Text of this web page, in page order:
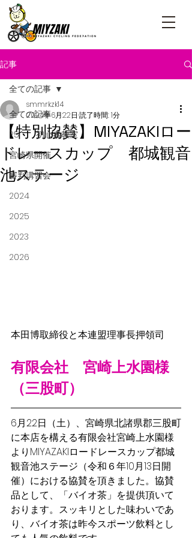
記事
全ての記事
R5 初心者教室
宮崎県開催
審判講習会
2024
2025
2023
2026
全ての記事
【特別協賛】MIYAZAKIロー
ドレースカップ 都城観音
池ステージ
smmrkzk14
2024年6月22日 読了時間: 1分
本田博取締役と本連盟理事長押領司
有限会社　宮崎上水園様
（三股町）
6月22日（土）、宮崎県北諸県郡三股町
に本店を構える有限会社宮崎上水園様
よりMIYAZAKIロードレースカップ都城
観音池ステージ（令和６年10月13日開
催）における協賛を頂きました。協賛
品として、「バイオ茶」を提供頂いて
おります。スッキリとした味わいであ
り、バイオ茶は昨今スポーツ飲料とし